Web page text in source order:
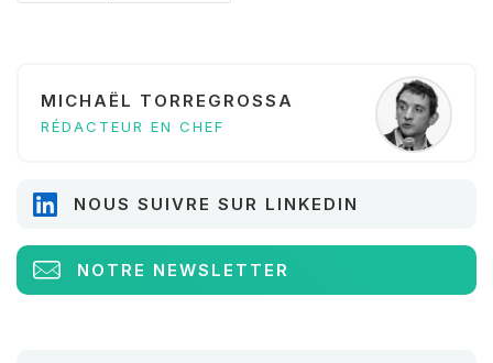
MICHAËL TORREGROSSA
RÉDACTEUR EN CHEF
NOUS SUIVRE SUR LINKEDIN
NOTRE NEWSLETTER